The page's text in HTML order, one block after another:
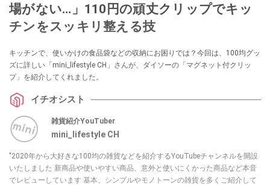
場がない…」110円の頑丈クリップでキッ
チンをスッキリ整える技
キッチンで、使いかけの食品袋などの収納にお困りでは？今回は、100均グッ
ズに詳しい「mini_lifestyle CH」さんが、ダイソーの「マグネット付クリッ
プ」を紹介してくれました。
イチオシスト
雑貨紹介YouTuber
mini_lifestyle CH
"2020年から大好きな100均の雑貨などを紹介するYouTubeチャンネルを開設
いたしました 新商品や使いやすい商品、意外と使いにくかった商品など本音
でレビューしています 基本、シンプルやモノトーンの雑貨を多くご紹介して